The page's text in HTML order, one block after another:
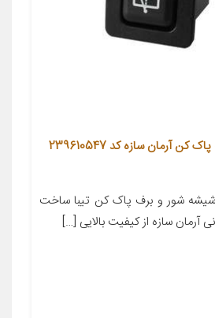
کلید شیشه شور و برف پاک کن آرمان سازه کد 239610547
شور و برف پاک کن تیبا ساخت
آرمان سازه از کیفیت بالایی […]